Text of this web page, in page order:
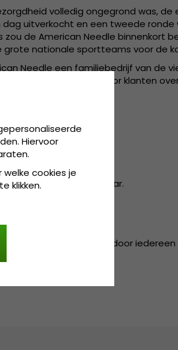
volledig ongegrond was, de
uitverkocht en een tweede ronde
zou de American Needle binnenkort
grote nationale sportteams voor de
Needle een familiebedrijf van de
met producten die door klanten
de achterkant verstelbaar.
in één maat, die door
Hiervoor
cookies je
klikken.